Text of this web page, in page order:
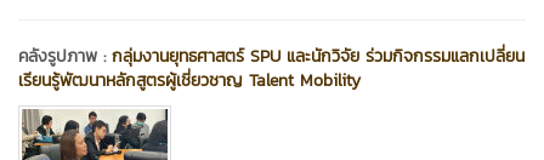
คลังรูปภาพ :กลุ่มงานยุทธศาสตร์ SPU และนักวิจัย ร่วมกิจกรรมแลกเปลี่ยน
เรียนรู้พัฒนาหลักสูตรผู้เชี่ยวชาญ Talent Mobility